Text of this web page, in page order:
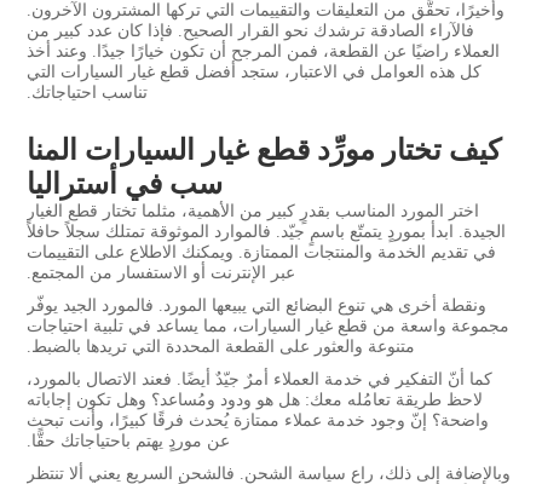
وأخيرًا، تحقَّق من التعليقات والتقييمات التي تركها المشترون الآخرون.
فالآراء الصادقة ترشدك نحو القرار الصحيح. فإذا كان عدد كبير من
العملاء راضيًا عن القطعة، فمن المرجح أن تكون خيارًا جيدًا. وعند أخذ
كل هذه العوامل في الاعتبار، ستجد أفضل قطع غيار السيارات التي
تناسب احتياجاتك.
كيف تختار مورِّد قطع غيار السيارات المنا
سب في أستراليا
اختر المورد المناسب بقدرٍ كبير من الأهمية، مثلما تختار قطع الغيار
الجيدة. ابدأ بموردٍ يتمتّع باسمٍ جيّد. فالموارد الموثوقة تمتلك سجلاً حافلاً
في تقديم الخدمة والمنتجات الممتازة. ويمكنك الاطلاع على التقييمات
عبر الإنترنت أو الاستفسار من المجتمع.
ونقطة أخرى هي تنوع البضائع التي يبيعها المورد. فالمورد الجيد يوفّر
مجموعة واسعة من قطع غيار السيارات، مما يساعد في تلبية احتياجات
متنوعة والعثور على القطعة المحددة التي تريدها بالضبط.
كما أنّ التفكير في خدمة العملاء أمرٌ جيّدٌ أيضًا. فعند الاتصال بالمورد،
لاحظ طريقة تعامُله معك: هل هو ودود ومُساعد؟ وهل تكون إجاباته
واضحة؟ إنّ وجود خدمة عملاء ممتازة يُحدث فرقًا كبيرًا، وأنت تبحث
عن موردٍ يهتم باحتياجاتك حقًّا.
وبالإضافة إلى ذلك، راعِ سياسة الشحن. فالشحن السريع يعني ألا تنتظر